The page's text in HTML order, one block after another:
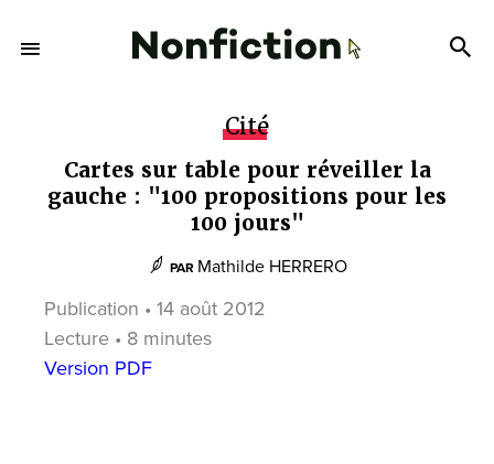
Cité
Cartes sur table pour réveiller la
gauche : "100 propositions pour les
100 jours"
PAR Mathilde HERRERO
Publication • 14 août 2012
Lecture • 8 minutes
Version PDF